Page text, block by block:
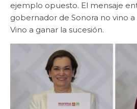
ejemplo opuesto. El mensaje
gobernador de Sonora no vino
Vino a ganar la sucesión.